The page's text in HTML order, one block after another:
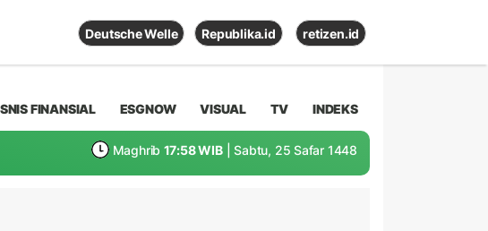
Deutsche Welle Republika.id retizen.id
FINANSIAL ESGNOW VISUAL TV INDEKS
Maghrib 17:58 WIB | Sabtu, 25 Safar 1448